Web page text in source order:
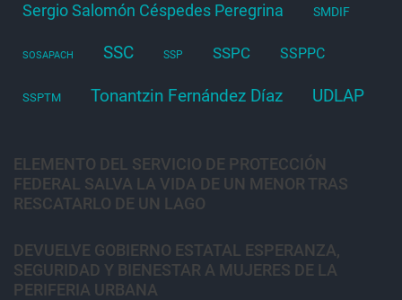
Sergio Salomón Céspedes Peregrina SMDIF
SOSAPACH SSC SSP SSPC SSPPC
SSPTM Tonantzin Fernández Díaz UDLAP
ELEMENTO DEL SERVICIO DE PROTECCIÓN
FEDERAL SALVA LA VIDA DE UN MENOR TRAS
RESCATARLO DE UN LAGO
DEVUELVE GOBIERNO ESTATAL ESPERANZA,
SEGURIDAD Y BIENESTAR A MUJERES DE LA
PERIFERIA URBANA